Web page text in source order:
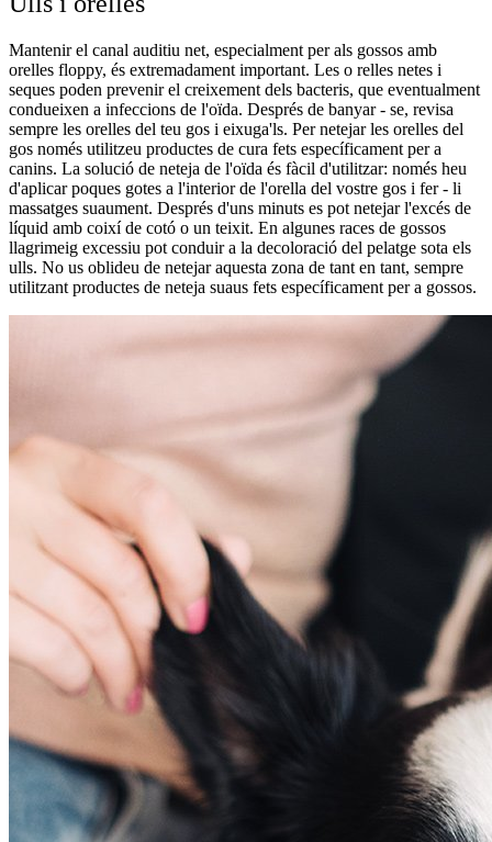
Mantenir el canal auditiu net, especialment per als gossos amb
orelles floppy, és extremadament important. Les o relles netes i
seques poden prevenir el creixement dels bacteris, que eventualment
condueixen a infeccions de l'oïda. Després de banyar - se, revisa
sempre les orelles del teu gos i eixuga'ls. Per netejar les orelles del
gos només utilitzeu productes de cura fets específicament per a
canins. La solució de neteja de l'oïda és fàcil d'utilitzar: només heu
d'aplicar poques gotes a l'interior de l'orella del vostre gos i fer - li
massatges suaument. Després d'uns minuts es pot netejar l'excés de
líquid amb coixí de cotó o un teixit. En algunes races de gossos
llagrimeig excessiu pot conduir a la decoloració del pelatge sota els
ulls. No us oblideu de netejar aquesta zona de tant en tant, sempre
utilitzant productes de neteja suaus fets específicament per a gossos.